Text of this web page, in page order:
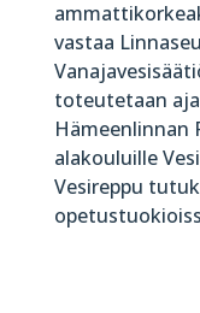
vastaa
toteutetaan
Hämeenlinnan
alakouluille
Vesireppu